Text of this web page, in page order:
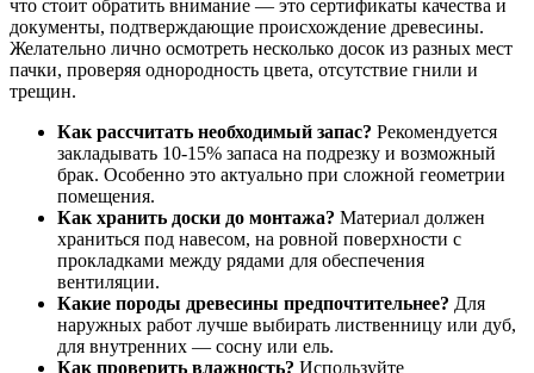
что стоит обратить внимание — это сертификаты качества и
документы, подтверждающие происхождение древесины.
Желательно лично осмотреть несколько досок из разных мест
пачки, проверяя однородность цвета, отсутствие гнили и
трещин.
Как рассчитать необходимый запас? Рекомендуется
закладывать 10-15% запаса на подрезку и возможный
брак. Особенно это актуально при сложной геометрии
помещения.
Как хранить доски до монтажа? Материал должен
храниться под навесом, на ровной поверхности с
прокладками между рядами для обеспечения
вентиляции.
Какие породы древесины предпочтительнее? Для
наружных работ лучше выбирать лиственницу или дуб,
для внутренних — сосну или ель.
Как проверить влажность? Используйте